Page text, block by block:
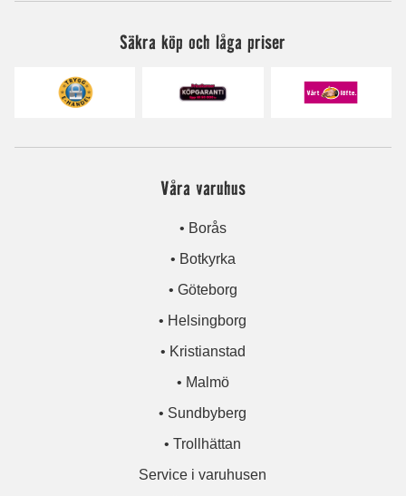
Säkra köp och låga priser
Våra varuhus
• Borås
• Botkyrka
• Göteborg
• Helsingborg
• Kristianstad
• Malmö
• Sundbyberg
• Trollhättan
Service i varuhusen